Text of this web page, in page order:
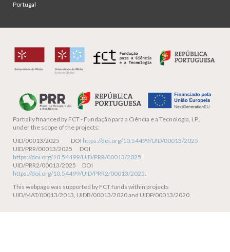
Portugal
Partially financed by FCT - Fundação para a Ciência e a Tecnologia, I.P.,
under the scope of the projects:
UID/00013/2025 DOI https://doi.org/10.54499/UID/00013/2025
UID/PRR/00013/2025 DOI
https://doi.org/10.54499/UID/PRR/00013/2025.
UID/PRR2/00013/2025 DOI
https://doi.org/10.54499/UID/PRR2/00013/2025.
This webpage was supported by FCT funds within projects
UID/MAT/00013/2013, UIDB/00013/2020 and UIDP/00013/2020.